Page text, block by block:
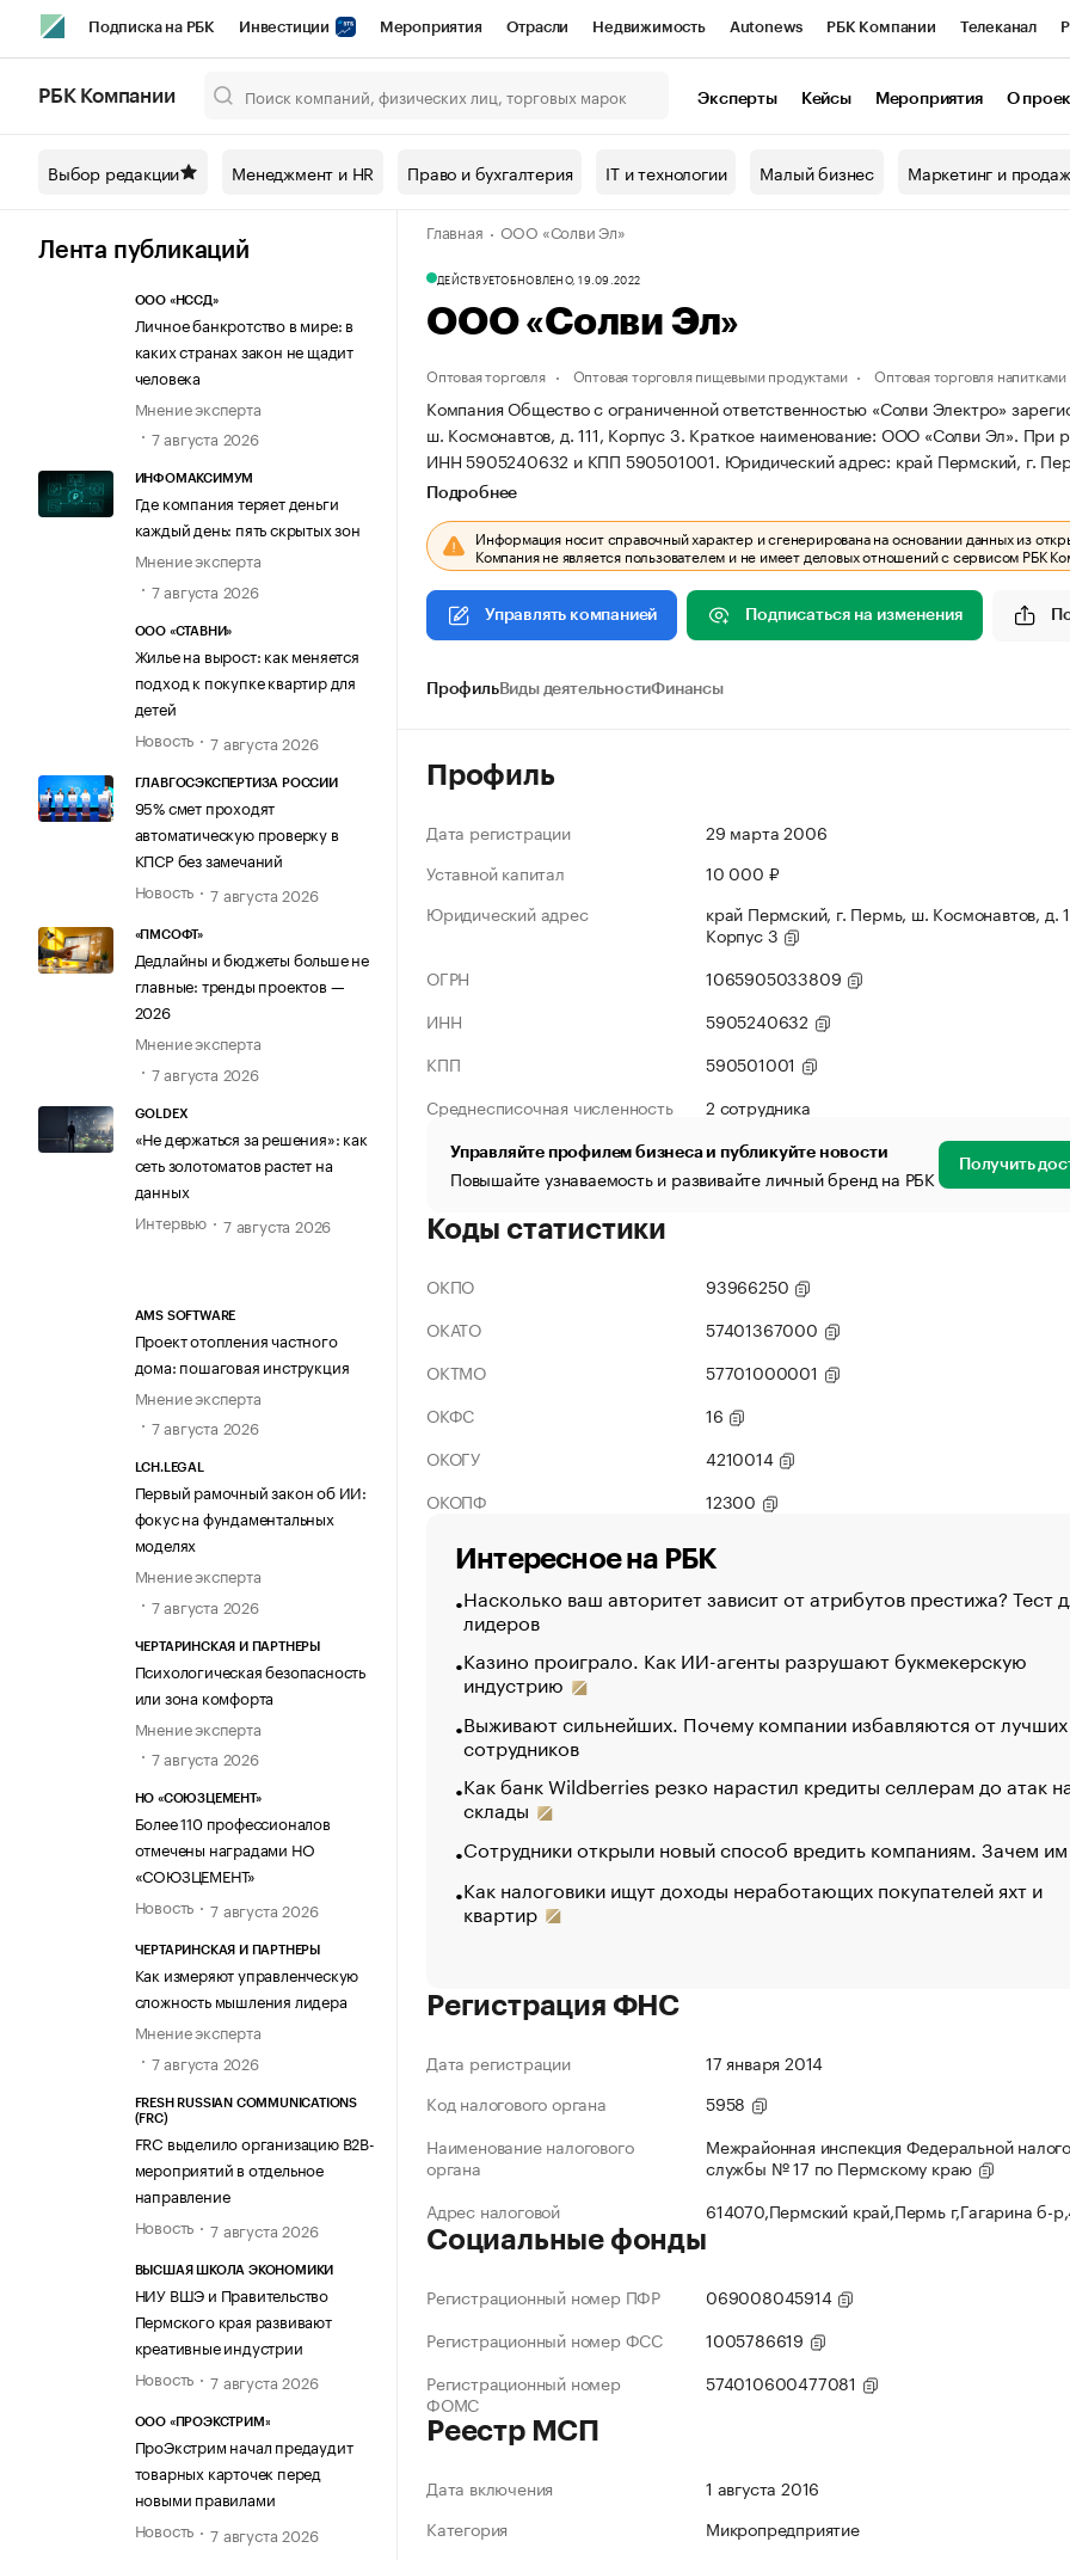
Подписка на РБК Инвестиции Мероприятия Отрасли Недвижимость Autonews РБК Компании Телеканал
Спецпроекты СПб Конференции СПб Спецпроекты Проверка контрагентов
Технологии и медиа Рынок наличной валюты
РБК Компании Эксперты Кейсы Мероприятия О
Выбор редакции Менеджмент и HR Право и бухгалтерия IT и технологии Малый бизнес Маркетинг и
Лента публикаций
ООО «НССД»
Личное банкротство в мире: в
каких странах закон не щадит
человека
Мнение эксперта
7 августа 2026
ИНФОМАКСИМУМ
Где компания теряет деньги
каждый день: пять скрытых зон
Мнение эксперта
7 августа 2026
ООО «СТАВНИ»
Жилье на вырост: как меняется
подход к покупке квартир для
детей
Новость
7 августа 2026
ГЛАВГОСЭКСПЕРТИЗА РОССИИ
95% смет проходят
автоматическую проверку в
КПСР без замечаний
Новость
7 августа 2026
«ПМСОФТ»
Дедлайны и бюджеты больше не
главные: тренды проектов —
2026
Мнение эксперта
7 августа 2026
GOLDEX
«Не держаться за решения»: как
сеть золотоматов растет на
данных
Интервью
7 августа 2026
AMS SOFTWARE
Проект отопления частного
дома: пошаговая инструкция
Мнение эксперта
7 августа 2026
LCH.LEGAL
Первый рамочный закон об ИИ:
фокус на фундаментальных
моделях
Мнение эксперта
7 августа 2026
ЧЕРТАРИНСКАЯ И ПАРТНЕРЫ
Психологическая безопасность
или зона комфорта
Мнение эксперта
7 августа 2026
НО «СОЮЗЦЕМЕНТ»
Более 110 профессионалов
отмечены наградами НО
«СОЮЗЦЕМЕНТ»
Новость
7 августа 2026
ЧЕРТАРИНСКАЯ И ПАРТНЕРЫ
Как измеряют управленческую
сложность мышления лидера
Мнение эксперта
7 августа 2026
FRESH RUSSIAN COMMUNICATIONS
(FRC)
FRC выделило организацию B2B-
мероприятий в отдельное
направление
Новость
7 августа 2026
ВЫСШАЯ ШКОЛА ЭКОНОМИКИ
НИУ ВШЭ и Правительство
Пермского края развивают
креативные индустрии
Новость
7 августа 2026
ООО «ПРОЭКСТРИМ»
ПроЭкстрим начал предаудит
товарных карточек перед
новыми правилами
Новость
7 августа 2026
Главная ООО «Солви Эл»
ДЕЙСТВУЕТОБНОВЛЕНО, 19.09.2022
ООО «Солви Эл»
Оптовая торговля Оптовая торговля пищевыми продуктами Оптовая торговля напитками
Компания Общество с ограниченной ответственностью «Солви Электро»
ш. Космонавтов, д. 111, Корпус 3. Краткое наименование: ООО «Солви Эл». При
ИНН 5905240632 и КПП 590501001. Юридический адрес: край Пермский, г.
Подробнее
Информация носит справочный характер и сгенерирована на основании данных из
Компания не является пользователем и не имеет деловых отношений с сервисом РБК
Управлять компанией Подписаться на изменения
ПрофильВиды деятельностиФинансы
Профиль
Дата регистрации
29 марта 2006
Уставной капитал
10 000 ₽
Юридический адрес
край Пермский, г. Пермь, ш. Космонавтов, д.
Корпус 3
ОГРН
1065905033809
ИНН
5905240632
КПП
590501001
Среднесписочная численность
2 сотрудника
Управляйте профилем бизнеса и публикуйте новости
Повышайте узнаваемость и развивайте личный бренд на РБК Получить
Коды статистики
ОКПО
93966250
ОКАТО
57401367000
ОКТМО
57701000001
ОКФС
16
ОКОГУ
4210014
ОКОПФ
12300
Интересное на РБК
Насколько ваш авторитет зависит от атрибутов престижа? Тест
лидеров
Казино проиграло. Как ИИ-агенты разрушают букмекерскую
индустрию
Выживают сильнейших. Почему компании избавляются от лучших
сотрудников
Как банк Wildberries резко нарастил кредиты селлерам до атак
склады
Сотрудники открыли новый способ вредить компаниям. Зачем
Как налоговики ищут доходы неработающих покупателей яхт и
квартир
Регистрация ФНС
Дата регистрации
17 января 2014
Код налогового органа
5958
Наименование налогового
органа
Межрайонная инспекция Федеральной
службы № 17 по Пермскому краю
Адрес налоговой
614070,Пермский край,Пермь г,Гагарина б-
Социальные фонды
Регистрационный номер ПФР
069008045914
Регистрационный номер ФСС
1005786619
Регистрационный номер
ФОМС
574010600477081
Реестр МСП
Дата включения
1 августа 2016
Категория
Микропредприятие